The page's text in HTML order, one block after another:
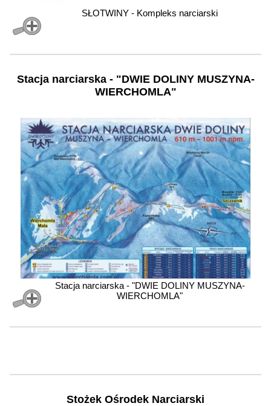
SŁOTWINY - Kompleks narciarski
Stacja narciarska - "DWIE DOLINY MUSZYNA-
WIERCHOMLA"
Stacja narciarska - "DWIE DOLINY MUSZYNA-
WIERCHOMLA"
Stożek Ośrodek Narciarski